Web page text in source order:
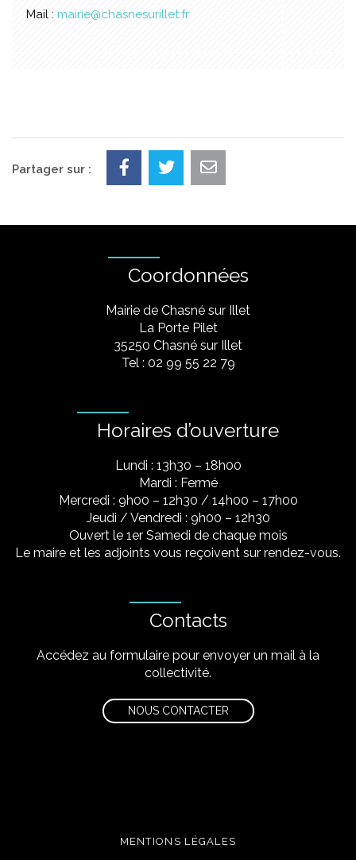
Mail : mairie@chasnesurillet.fr
Partager sur :
Coordonnées
Mairie de Chasné sur Illet
La Porte Pilet
35250 Chasné sur Illet
Tel : 02 99 55 22 79
Horaires d’ouverture
Lundi : 13h30 – 18h00
Mardi : Fermé
Mercredi : 9h00 – 12h30 / 14h00 – 17h00
Jeudi / Vendredi : 9h00 – 12h30
Ouvert le 1er Samedi de chaque mois
Le maire et les adjoints vous reçoivent sur rendez-vous.
Contacts
Accédez au formulaire pour envoyer un mail à la
collectivité.
NOUS CONTACTER
MENTIONS LÉGALES